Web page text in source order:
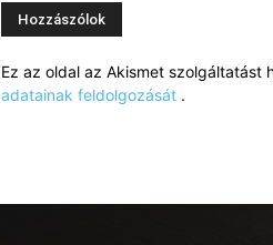
Ez az oldal az Akismet szolgáltatást
adatainak feldolgozását .